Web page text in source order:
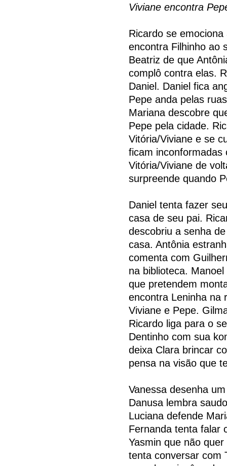
Viviane encontra
Ricardo se
encontra Filhinho ao
Beatriz de que
complô contra elas.
Daniel. Daniel fica
Pepe anda pelas
Mariana descobre
Pepe pela cidade.
Vitória/Viviane e se
ficam inconformadas
Vitória/Viviane de
surpreende quando
Daniel tenta fazer
casa de seu pai.
descobriu a senha
casa. Antônia
comenta com
na biblioteca.
que pretendem
encontra Leninha na
Viviane e Pepe.
Ricardo liga para o
Dentinho com sua
deixa Clara brincar
pensa na visão que
Vanessa desenha
Danusa lembra
Luciana defende
Fernanda tenta falar
Yasmin que não
tenta conversar com